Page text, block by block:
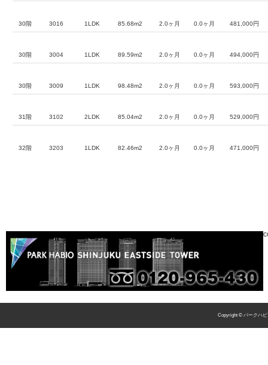
30階 3016 1LDK 85.68m2 2.0ヶ月 0.0ヶ月 481,000円
30階 3004 1LDK 89.59m2 2.0ヶ月 0.0ヶ月 494,000円
30階 3009 1LDK 98.48m2 2.0ヶ月 0.0ヶ月 593,000円
31階 3102 2LDK 85.04m2 2.0ヶ月 0.0ヶ月 529,000円
32階 3203 1LDK 82.46m2 2.0ヶ月 0.0ヶ月 471,000円
Copyright © パークハ